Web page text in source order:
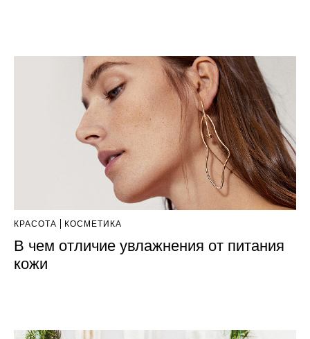
КРАСОТА КОСМЕТИКА
В чем отличие увлажнения от питания
кожи